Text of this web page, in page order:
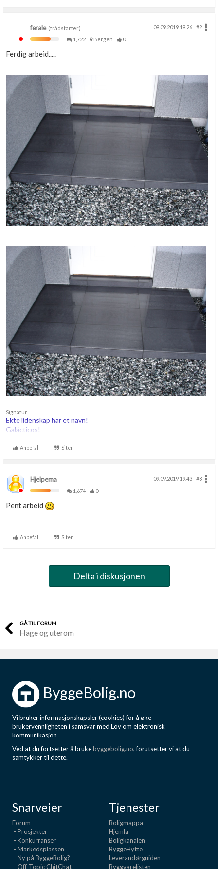
ferale(trådstarter) 09.09.2019 19.26
#2
1,722
Bergen 0
Ferdig arbeid.....
Signatur
Ekte lidenskap har et navn!
Galácticos!
Anbefal Siter
Hjelpema 09.09.2019 19.43
#3
1,674
0
Pent arbeid
Anbefal Siter
Delta i diskusjonen
GÅ TIL FORUM
Hage og uterom
ByggeBolig.no
Vi bruker informasjonskapsler (cookies) for å øke
brukervennligheten i samsvar med Lov om elektronisk
kommunikasjon.
Ved at du fortsetter å brukebyggebolig.no, forutsetter vi at du
samtykker til dette.
Snarveier
Forum
- Prosjekter
- Konkurranser
- Markedsplassen
- Ny på ByggeBolig?
- Off-Topic ChitChat
Tjenester
Boligmappa
Hjemla
Boligkanalen
ByggeHytte
Leverandørguiden
Byggvarelisten